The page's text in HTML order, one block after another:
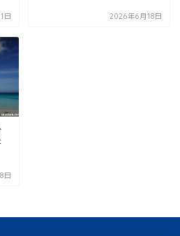
日 2026年6月18日
日